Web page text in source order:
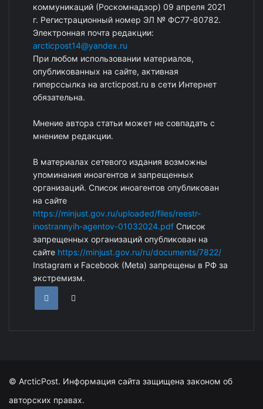
коммуникаций (Роскомнадзор) 09 апреля 2021
г. Регистрационный номер ЭЛ № ФС77-80782.
Электронная почта редакции:
arcticpost14@yandex.ru
При любом использовании материалов,
опубликованных на сайте, активная
гиперссылка на arcticpost.ru в сети Интернет
обязательна.
Мнение автора статьи может не совпадать с
мнением редакции.
В материалах сетевого издания возможны
упоминания иноагентов и запрещенных
организаций. Список иноагентов опубликован
на сайте
https://minjust.gov.ru/uploaded/files/reestr-
inostrannyih-agentov-01032024.pdf Список
запрещенных организаций опубликован на
сайте https://minjust.gov.ru/ru/documents/7822/
Instagram и Facebook (Metа) запрещены в РФ за
экстремизм.
© ArcticPost. Информация сайта защищена законом об
авторских правах.